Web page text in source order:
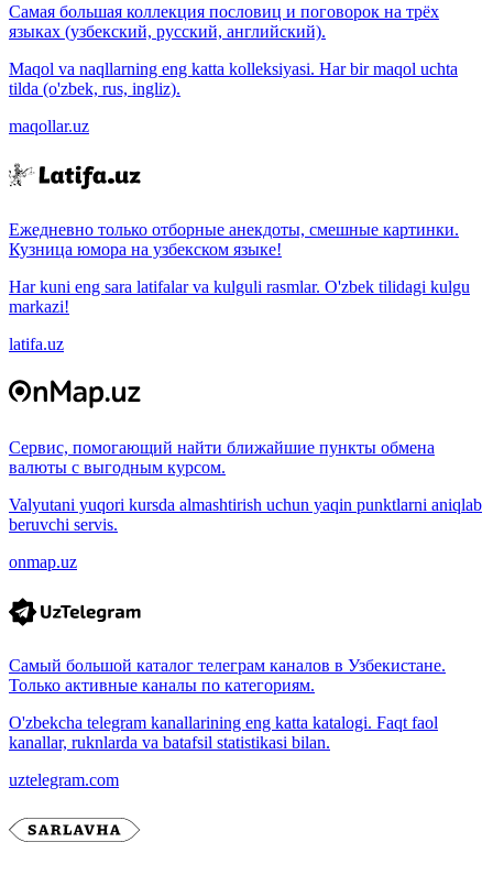
Самая большая коллекция пословиц и поговорок на трёх
языках (узбекский, русский, английский).
Maqol va naqllarning eng katta kolleksiyasi. Har bir maqol uchta
tilda (o'zbek, rus, ingliz).
maqollar.uz
Ежедневно только отборные анекдоты, смешные картинки.
Кузница юмора на узбекском языке!
Har kuni eng sara latifalar va kulguli rasmlar. O'zbek tilidagi kulgu
markazi!
latifa.uz
Сервис, помогающий найти ближайшие пункты обмена
валюты с выгодным курсом.
Valyutani yuqori kursda almashtirish uchun yaqin punktlarni aniqlab
beruvchi servis.
onmap.uz
Самый большой каталог телеграм каналов в Узбекистане.
Только активные каналы по категориям.
O'zbekcha telegram kanallarining eng katta katalogi. Faqt faol
kanallar, ruknlarda va batafsil statistikasi bilan.
uztelegram.com